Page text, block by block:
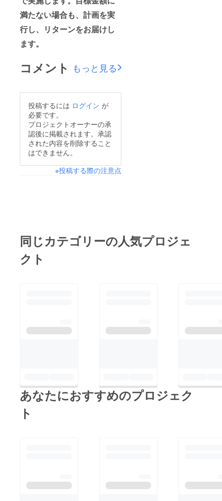
満たない場合も、計画を実
行し、リターンをお届けし
ます。
コメント もっと見る
投稿するには ログイン が
必要です。
プロジェクトオーナーの承
認後に掲載されます。承認
された内容を削除すること
はできません。
※投稿する際の注意点
同じカテゴリーの人気プロジェ
クト
あなたにおすすめのプロジェク
ト